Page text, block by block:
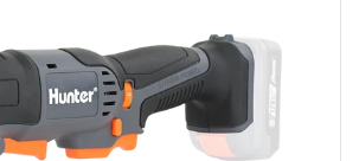
שירות ואחריות
צור קשר